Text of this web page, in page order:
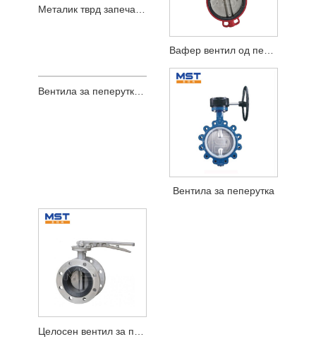
Металик тврд запечатување вентил за пеперутка
Вентила за пеперутка